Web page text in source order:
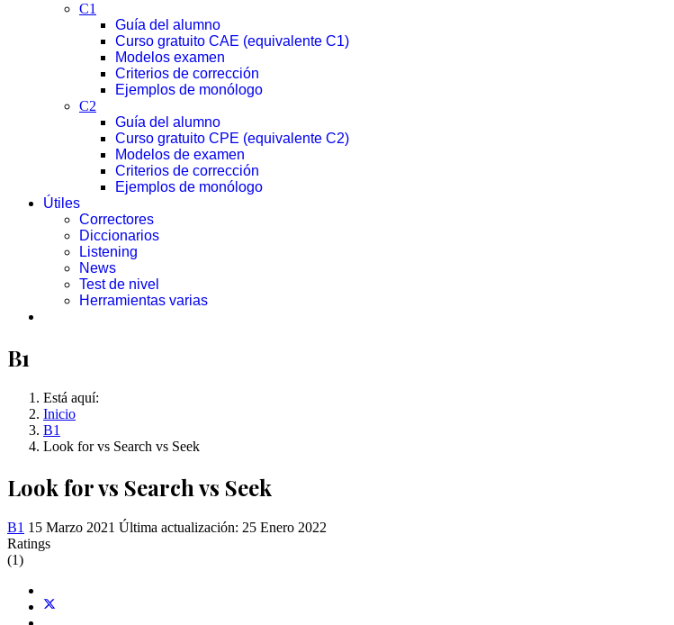
C1
Guía del alumno
Curso gratuito CAE (equivalente C1)
Modelos examen
Criterios de corrección
Ejemplos de monólogo
C2
Guía del alumno
Curso gratuito CPE (equivalente C2)
Modelos de examen
Criterios de corrección
Ejemplos de monólogo
Útiles
Correctores
Diccionarios
Listening
News
Test de nivel
Herramientas varias
B1
Está aquí:
Inicio
B1
Look for vs Search vs Seek
Look for vs Search vs Seek
B1 15 Marzo 2021 Última actualización: 25 Enero 2022
Ratings
(1)